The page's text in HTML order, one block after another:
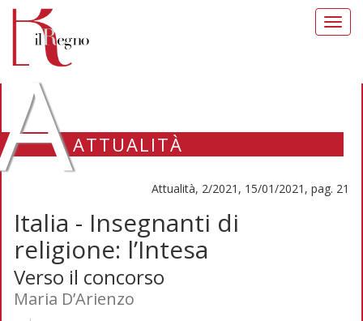
ATTUALITÀ
Attualità, 2/2021, 15/01/2021, pag. 21
Italia - Insegnanti di
religione: l’Intesa
Verso il concorso
Maria D’Arienzo